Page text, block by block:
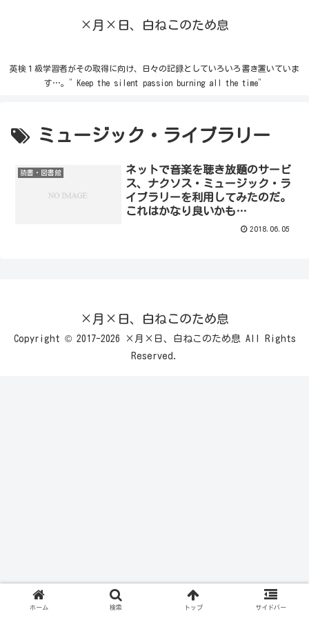
×月×日、白ねこのため息
英検１級学習者がその取得に向け、日々の記録としていろいろ書き置いていま
す…。”Keep the silent passion burning all the time”
ミュージック・ライブラリー
読書・図書館
ネットで音楽を聴き放題のサービ
ス、ナクソス・ミュージック・ラ
イブラリーを利用してみたのだ。
これはかなり良いかも…
2018.06.05
×月×日、白ねこのため息
Copyright © 2017-2026 ×月×日、白ねこのため息 All Rights
Reserved.
ホーム 検索 トップ サイドバー